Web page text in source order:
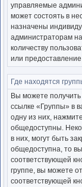
управляемые
может состоять в
назначены
администраторам
количеству
или
Где находятся
Вы можете
ссылке «Группы» в
одну из них,
общедоступны.
в них, могут быть
общедоступна, то
соответствующей
группе, вы можете
соответствующей